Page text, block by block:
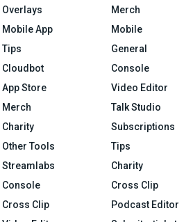
Overlays
Mobile App
Tips
Cloudbot
App Store
Merch
Charity
Other Tools
Streamlabs
Console
Cross Clip
Merch
Mobile
General
Console
Video Editor
Talk Studio
Subscriptions
Tips
Charity
Cross Clip
Podcast Editor